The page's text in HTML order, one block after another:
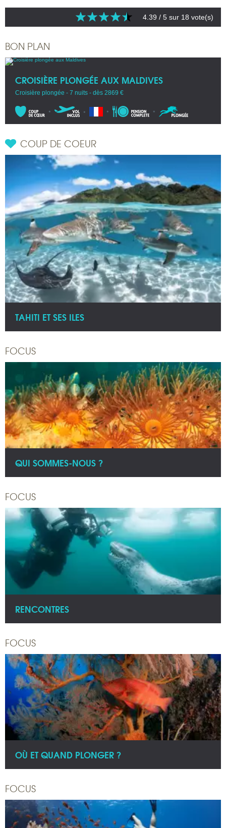
4.39 / 5 sur 18 vote(s)
BON PLAN
CROISIÈRE PLONGÉE AUX MALDIVES
Croisière plongée - 7 nuits - dès 2869 €
COUP DE COEUR
TAHITI ET SES ILES
FOCUS
QUI SOMMES-NOUS ?
FOCUS
RENCONTRES
FOCUS
OÙ ET QUAND PLONGER ?
FOCUS